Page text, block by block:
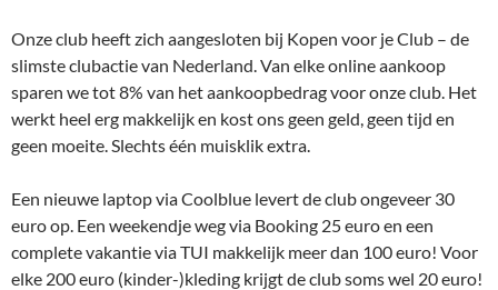
Onze club heeft zich aangesloten bij Kopen voor je Club – de
slimste clubactie van Nederland. Van elke online aankoop
sparen we tot 8% van het aankoopbedrag voor onze club. Het
werkt heel erg makkelijk en kost ons geen geld, geen tijd en
geen moeite. Slechts één muisklik extra.
Een nieuwe laptop via Coolblue levert de club ongeveer 30
euro op. Een weekendje weg via Booking 25 euro en een
complete vakantie via TUI makkelijk meer dan 100 euro! Voor
elke 200 euro (kinder-)kleding krijgt de club soms wel 20 euro!